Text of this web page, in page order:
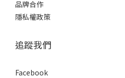
品牌合作
隱私權政策
追蹤我們
Facebook